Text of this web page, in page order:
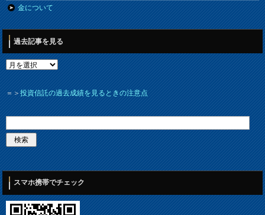
金について
過去記事を見る
＝＞投資信託の過去成績を見るときの注意点
スマホ携帯でチェック